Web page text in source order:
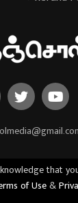
that
of Use&